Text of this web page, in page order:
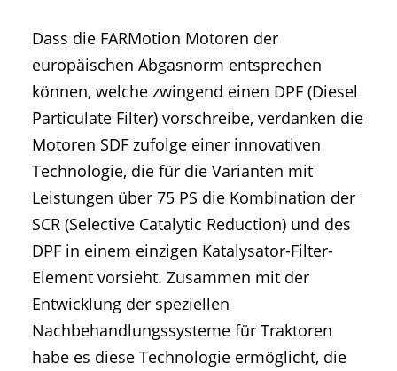
Dass die FARMotion Motoren der
europäischen Abgasnorm entsprechen
können, welche zwingend einen DPF (Diesel
Particulate Filter) vorschreibe, verdanken die
Motoren SDF zufolge einer innovativen
Technologie, die für die Varianten mit
Leistungen über 75 PS die Kombination der
SCR (Selective Catalytic Reduction) und des
DPF in einem einzigen Katalysator-Filter-
Element vorsieht. Zusammen mit der
Entwicklung der speziellen
Nachbehandlungssysteme für Traktoren
habe es diese Technologie ermöglicht, die